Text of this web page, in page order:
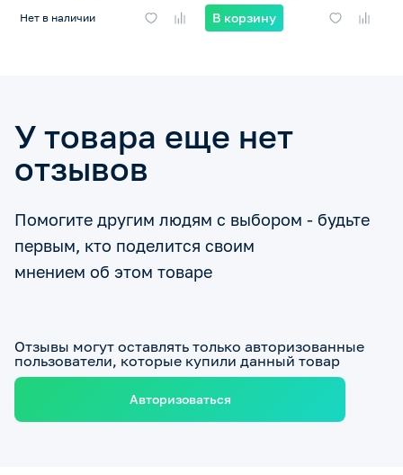
Нет в наличии В корзину
У товара еще нет
отзывов
Помогите другим людям с выбором - будьте
первым, кто поделится своим
мнением об этом товаре
Отзывы могут оставлять только авторизованные
пользователи, которые купили данный товар
Авторизоваться